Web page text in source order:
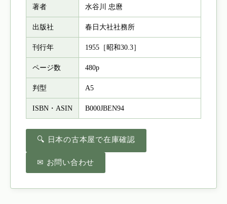
著者 水谷川 忠麿
出版社 春日大社社務所
刊行年 1955［昭和30.3］
ページ数 480p
判型 A5
ISBN・ASIN B000JBEN94
🔍 日本の古本屋で在庫確認
✉ お問い合わせ